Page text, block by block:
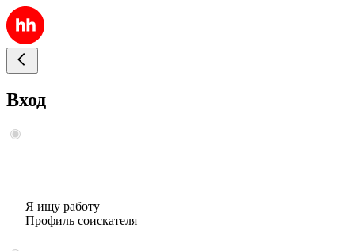
Вход
Я ищу работу
Профиль соискателя